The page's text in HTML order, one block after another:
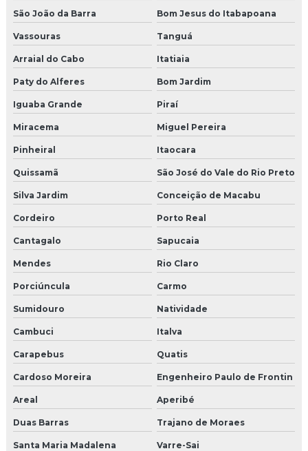
São João da Barra Bom Jesus do Itabapoana
Vassouras Tanguá
Arraial do Cabo Itatiaia
Paty do Alferes Bom Jardim
Iguaba Grande Piraí
Miracema Miguel Pereira
Pinheiral Itaocara
Quissamã São José do Vale do Rio Preto
Silva Jardim Conceição de Macabu
Cordeiro Porto Real
Cantagalo Sapucaia
Mendes Rio Claro
Porciúncula Carmo
Sumidouro Natividade
Cambuci Italva
Carapebus Quatis
Cardoso Moreira Engenheiro Paulo de Frontin
Areal Aperibé
Duas Barras Trajano de Moraes
Santa Maria Madalena Varre-Sai